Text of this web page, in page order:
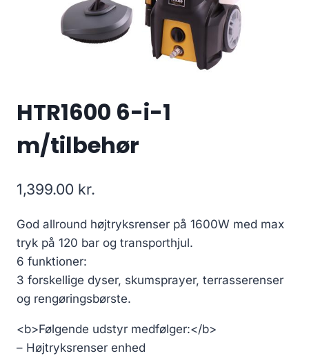
HTR1600 6-i-1
m/tilbehør
1,399.00 kr.
God allround højtryksrenser på 1600W med max
tryk på 120 bar og transporthjul.
6 funktioner:
3 forskellige dyser, skumsprayer, terrasserenser
og rengøringsbørste.
<b>Følgende udstyr medfølger:</b>
– Højtryksrenser enhed